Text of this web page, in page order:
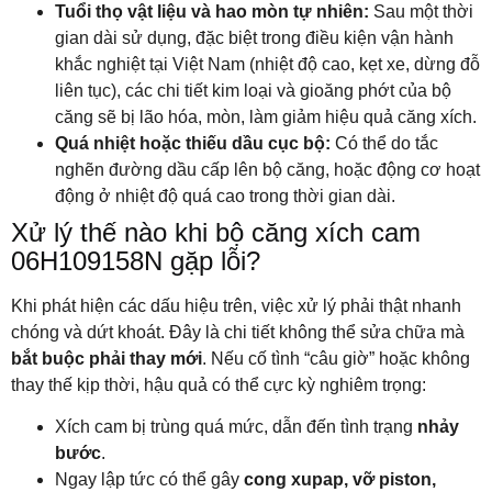
Tuổi thọ vật liệu và hao mòn tự nhiên: Sau một thời
gian dài sử dụng, đặc biệt trong điều kiện vận hành
khắc nghiệt tại Việt Nam (nhiệt độ cao, kẹt xe, dừng đỗ
liên tục), các chi tiết kim loại và gioăng phớt của bộ
căng sẽ bị lão hóa, mòn, làm giảm hiệu quả căng xích.
Quá nhiệt hoặc thiếu dầu cục bộ: Có thể do tắc
nghẽn đường dầu cấp lên bộ căng, hoặc động cơ hoạt
động ở nhiệt độ quá cao trong thời gian dài.
Xử lý thế nào khi bộ căng xích cam
06H109158N gặp lỗi?
Khi phát hiện các dấu hiệu trên, việc xử lý phải thật nhanh
chóng và dứt khoát. Đây là chi tiết không thể sửa chữa mà
bắt buộc phải thay mới. Nếu cố tình “câu giờ” hoặc không
thay thế kịp thời, hậu quả có thể cực kỳ nghiêm trọng:
Xích cam bị trùng quá mức, dẫn đến tình trạng nhảy
bước.
Ngay lập tức có thể gây cong xupap, vỡ piston,